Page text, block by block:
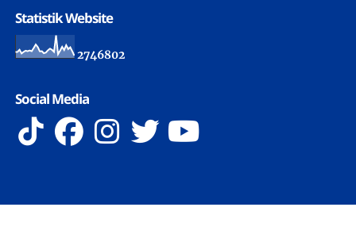
Statistik Website
2746802
Social Media